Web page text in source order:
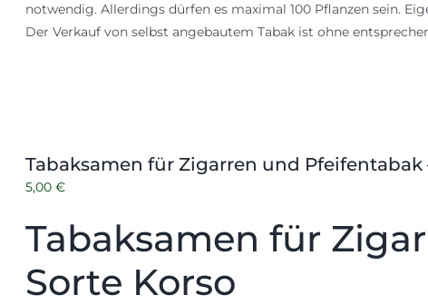
notwendig. Allerdings dürfen es maximal 100 Pflanzen sein.
Der Verkauf von selbst angebautem Tabak ist ohne
Tabaksamen für Zigarren und Pfeifentabak
5,00 €
Tabaksamen für
Sorte Korso